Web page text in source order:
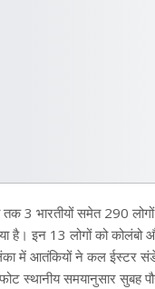
तक3 भारतीयों समेत290
है। इन 13लोगों को कोलंबो
में आतंकियों ने कल ईस्टर
समयानुसार सुबह